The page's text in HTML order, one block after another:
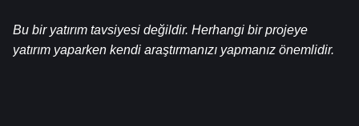
Bu bir yatırım tavsiyesi değildir. Herhangi bir projeye
yatırım yaparken kendi araştırmanızı yapmanız önemlidir.